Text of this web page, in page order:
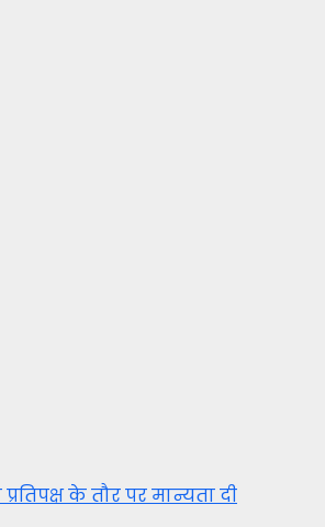
के तौर पर मान्यता दी